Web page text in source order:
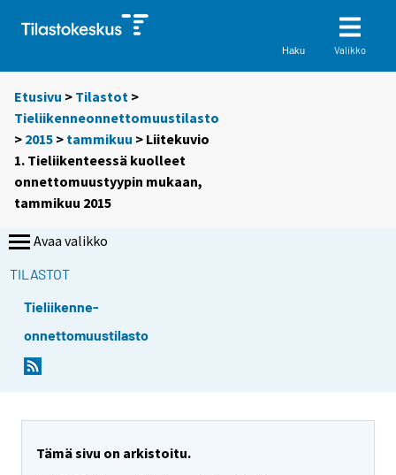
Haku Valikko
Etusivu > Tilastot >
Tieliikenneonnettomuustilasto
> 2015 > tammikuu > Liitekuvio
1. Tieliikenteessä kuolleet
onnettomuustyypin mukaan,
tammikuu 2015
Avaa valikko
TILASTOT
Tieliikenne-
onnettomuustilasto
Tämä sivu on arkistoitu.